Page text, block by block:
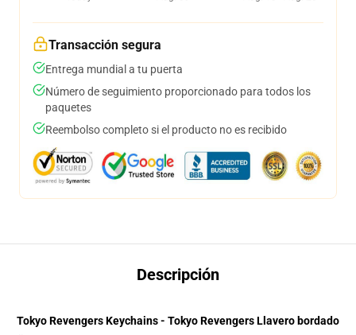
Transacción segura
Entrega mundial a tu puerta
Número de seguimiento proporcionado para todos los
paquetes
Reembolso completo si el producto no es recibido
Descripción
Tokyo Revengers Keychains - Tokyo Revengers Llavero bordado